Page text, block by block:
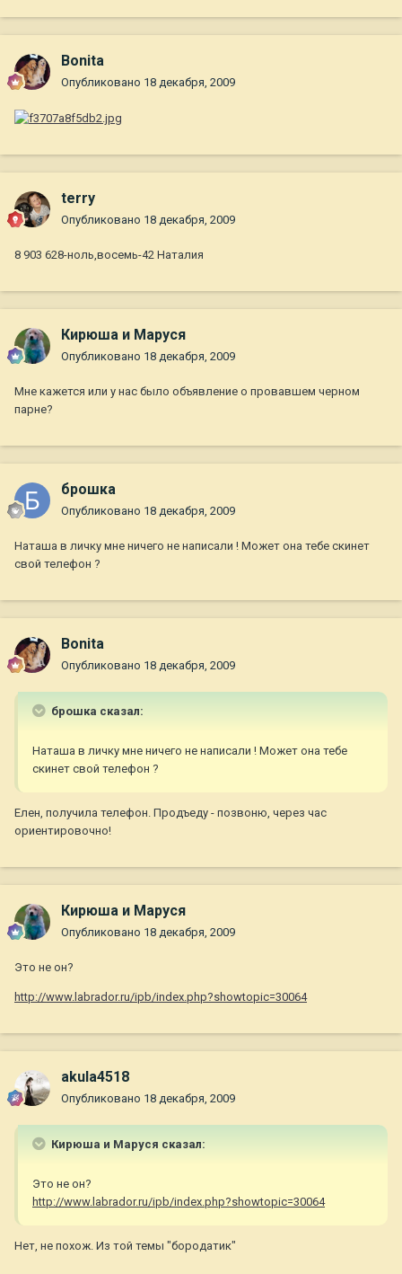
Bonita
Опубликовано 18 декабря, 2009
terry
Опубликовано 18 декабря, 2009
8 903 628-ноль,восемь-42 Наталия
Кирюша и Маруся
Опубликовано 18 декабря, 2009
Мне кажется или у нас было объявление о провавшем черном
парне?
брошка
Опубликовано 18 декабря, 2009
Наташа в личку мне ничего не написали ! Может она тебе скинет
свой телефон ?
Bonita
Опубликовано 18 декабря, 2009
брошка сказал:
Наташа в личку мне ничего не написали ! Может она тебе
скинет свой телефон ?
Елен, получила телефон. Продъеду - позвоню, через час
ориентировочно!
Кирюша и Маруся
Опубликовано 18 декабря, 2009
Это не он?
http://www.labrador.ru/ipb/index.php?showtopic=30064
akula4518
Опубликовано 18 декабря, 2009
Кирюша и Маруся сказал:
Это не он?
http://www.labrador.ru/ipb/index.php?showtopic=30064
Нет, не похож. Из той темы "бородатик"